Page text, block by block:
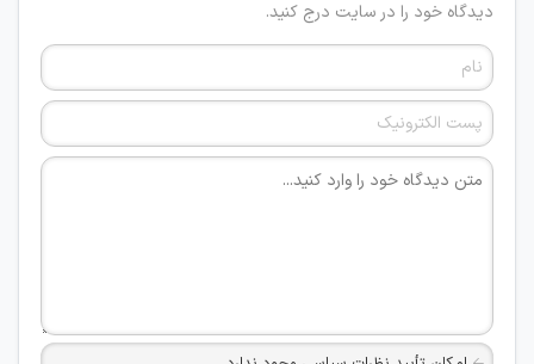
دیدگاه خود را در سایت درج کنید.